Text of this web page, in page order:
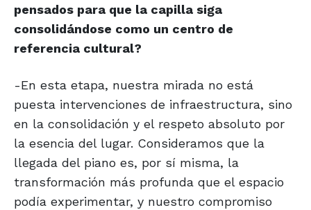
pensados para que la capilla siga
consolidándose como un centro de
referencia cultural?
-En esta etapa, nuestra mirada no está
puesta intervenciones de infraestructura, sino
en la consolidación y el respeto absoluto por
la esencia del lugar. Consideramos que la
llegada del piano es, por sí misma, la
transformación más profunda que el espacio
podía experimentar, y nuestro compromiso